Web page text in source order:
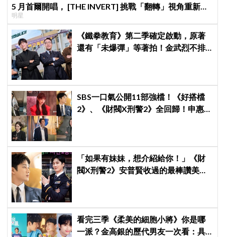
5 月首爾開唱， [THE INVERT] 挑戰「翻轉」視角重新出
發
明星
《鐵拳教育》第二季確定啟動，原著
還有「未爆彈」等著拍！金武烈不排
SBS一口氣公開11部強檔！《好搭檔
2》、《財閥X刑警2》全回歸！申惠
「如果有妹妹，想介紹給你！」《財
閥X刑警2》安普賢收過的最棒讚美，
看完三季《柔美的細胞小將》你是哪
一派？金高銀的歷代男友一次看：具